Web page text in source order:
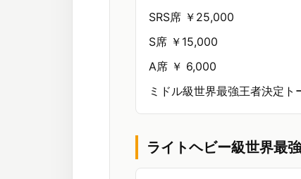
SRS席 ￥25,000
S席 ￥15,000
A席 ￥ 6,000
ミドル級世界最強王者決定ト
ライトヘビー級世界最